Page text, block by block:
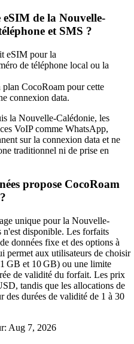
de la Nouvelle-
et SMS ?
eSIM pour la
de téléphone local ou la
plan CocoRoam pour cette
connexion data.
la Nouvelle‑Calédonie, les
VoIP comme WhatsApp,
sur la connexion data et ne
traditionnel ni de prise en
propose CocoRoam
unique pour la Nouvelle-
disponible. Les forfaits
données fixe et des options à
permet aux utilisateurs de choisir
GB et 10 GB) ou une limite
de validité du forfait. Les prix
tandis que les allocations de
des durées de validité de 1 à 30
Aug 7, 2026